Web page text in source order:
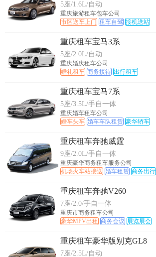
5座/1.6L/自动
重庆旅游租车包车公司
市区送车上门 租车自驾 接机送站
重庆租车宝马3系
5座/2.0L/自动
重庆婚庆租车公司
婚礼租车 商务接待 出行租车
重庆租车宝马7系
5座/3.5L/手自一体
重庆婚车租车公司
婚车头车 婚车车队租赁 豪华轿车
重庆租车奔驰威霆
9座/2.0L/手自一体
重庆豪华商务租车服务公司
机场火车站接送 婚车租赁 商务出行
重庆租车奔驰V260
7座/2.0/手自一体
重庆市商务租车公司
豪华MPV出租 商务会议 展览展会
重庆租车豪华版别克GL8
7座/2.5L/自动